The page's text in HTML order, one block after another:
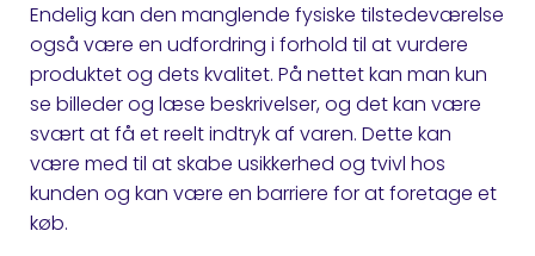
Endelig kan den manglende fysiske tilstedeværelse
også være en udfordring i forhold til at vurdere
produktet og dets kvalitet. På nettet kan man kun
se billeder og læse beskrivelser, og det kan være
svært at få et reelt indtryk af varen. Dette kan
være med til at skabe usikkerhed og tvivl hos
kunden og kan være en barriere for at foretage et
køb.